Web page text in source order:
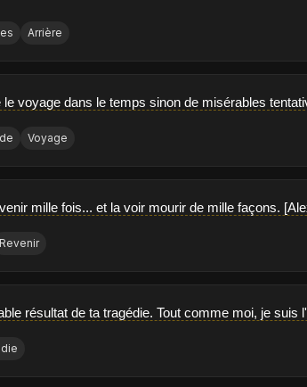
Arrière
voyage dans le temps sinon de misérables
Voyage
mille fois... et la voir mourir de mille façons.
Revenir
résultat de ta tragédie. Tout comme moi, je suis